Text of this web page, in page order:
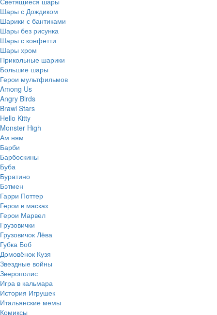
Шары с Дождиком
Шарики с бантиками
Шары без рисунка
Шары с конфетти
Шары хром
Прикольные шарики
Большие шары
Герои мультфильмов
Among Us
Angry Birds
Brawl Stars
Hello Kitty
Monster High
Ам ням
Барби
Барбоскины
Буба
Буратино
Бэтмен
Гарри Поттер
Герои в масках
Герои Марвел
Грузовички
Грузовичок Лёва
Губка Боб
Домовёнок Кузя
Звездные войны
Зверополис
Игра в кальмара
История Игрушек
Итальянские мемы
Комиксы